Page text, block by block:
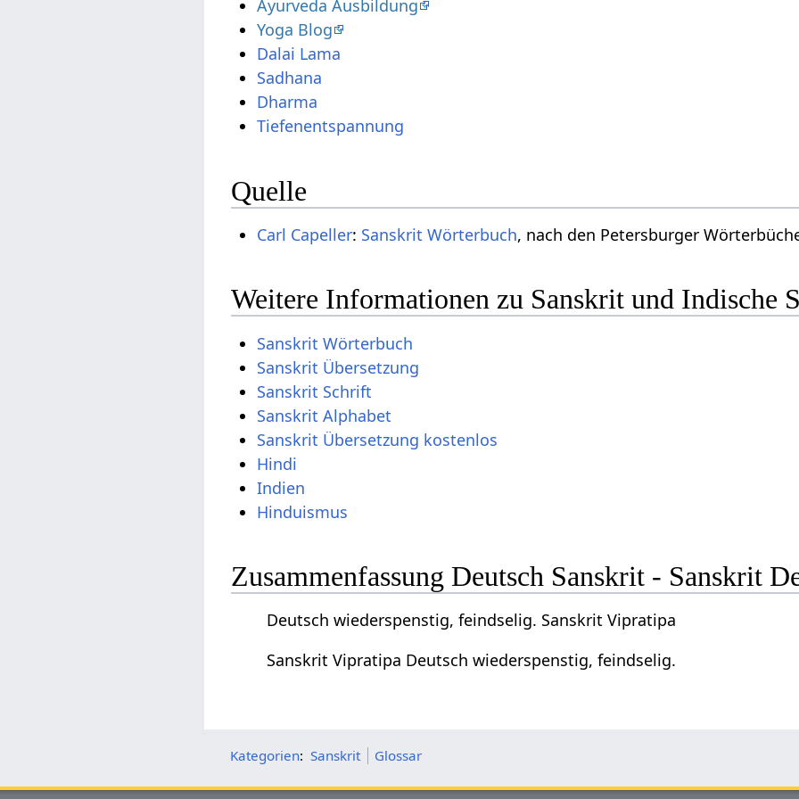
Ayurveda Ausbildung
Yoga Blog
Dalai Lama
Sadhana
Dharma
Tiefenentspannung
Quelle
Carl Capeller: Sanskrit Wörterbuch, nach den Petersburger
Weitere Informationen zu Sanskrit und Indische
Sanskrit Wörterbuch
Sanskrit Übersetzung
Sanskrit Schrift
Sanskrit Alphabet
Sanskrit Übersetzung kostenlos
Hindi
Indien
Hinduismus
Zusammenfassung Deutsch Sanskrit - Sanskrit
Deutsch wiederspenstig, feindselig. Sanskrit Vipratipa
Sanskrit Vipratipa Deutsch wiederspenstig, feindselig.
Kategorien: Sanskrit Glossar